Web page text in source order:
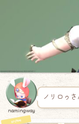
namingway
ノリロゥ